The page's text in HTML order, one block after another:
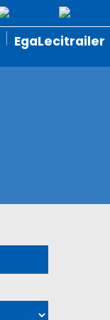
EgaLecitrailer